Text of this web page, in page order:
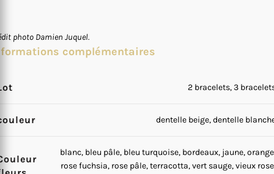
photo Damien Juquel.
complémentaires
2 bracelets, 3
dentelle beige, dentelle
blanc, bleu pâle, bleu turquoise, bordeaux, jaune,
rose fuchsia, rose pâle, terracotta, vert sauge, vieux